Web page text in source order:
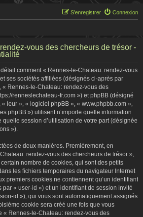
Connexion
S’enregistrer
vous des chercheurs de trésor -
comment « Rennes-le-Chateau: rendez-vous
ses sociétés affiliées (désignés ci-après par
« Rennes-le-Chateau: rendez-vous des
renneslechateau-fr.com ») et phpBB (désigné
leur », « logiciel phpBB », « www.phpbb.com »,
phpBB ») utilisent n’importe quelle information
quelle session d’utilisation de votre part (désignée
»).
de deux manières. Premièrement, en
rendez-vous des chercheurs de trésor »,
nombre de cookies, qui sont des petits
les fichiers temporaires du navigateur Internet
premiers cookies ne contiennent qu’un identifiant
« user-id ») et un identifiant de session invité
id »), qui vous sont automatiquement assignés
cookie sera créé une fois que vous
« Rennes-le-Chateau: rendez-vous des